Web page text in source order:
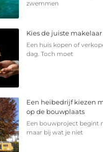
zwemmen
Kies de juiste
Een huis kopen of
dag. Toch moet
Een heibedrijf kiezen
op de bouwplaats
Een bouwproject begint
maar bij wat je niet